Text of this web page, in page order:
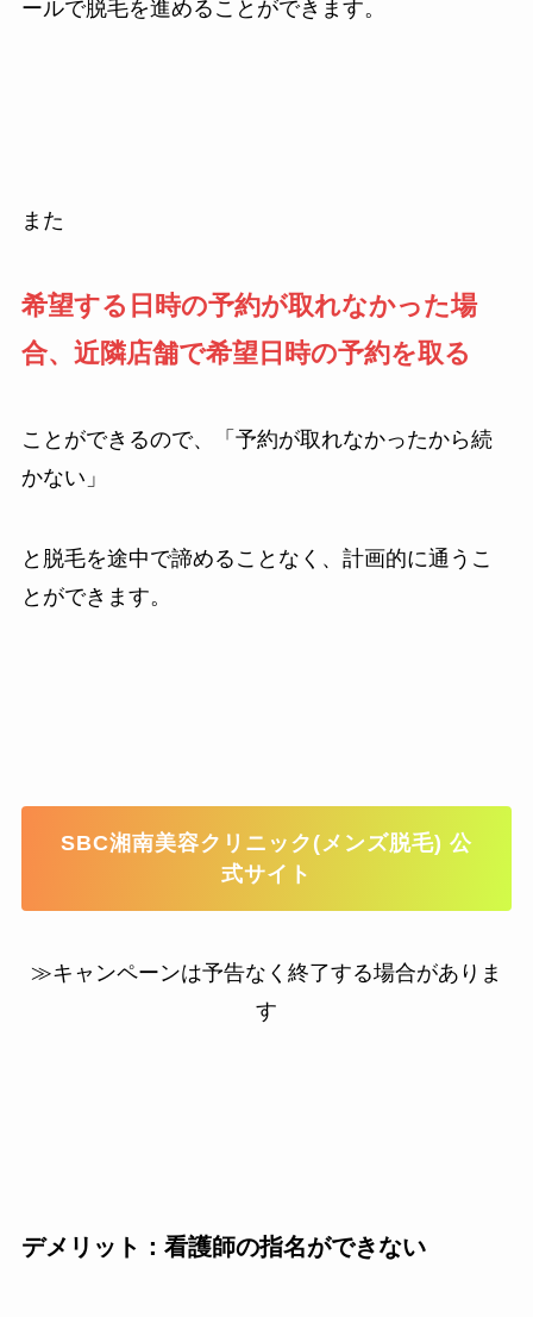
ールで脱毛を進めることができます。
また
希望する日時の予約が取れなかった場
合、近隣店舗で希望日時の予約を取る
ことができるので、「予約が取れなかったから続
かない」
と脱毛を途中で諦めることなく、計画的に通うこ
とができます。
SBC湘南美容クリニック(メンズ脱毛) 公
式サイト
≫キャンペーンは予告なく終了する場合がありま
す
デメリット：看護師の指名ができない